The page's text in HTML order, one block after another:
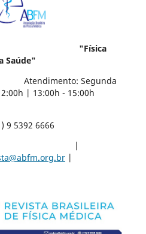
"Física
Saúde"
Segunda
| 13:00h - 15:00h
9 5392 6666
|